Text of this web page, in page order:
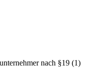
nach §19 (1)